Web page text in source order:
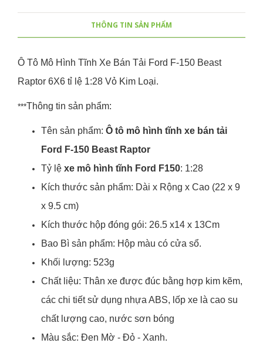
THÔNG TIN SẢN PHẨM
Ô Tô Mô Hình Tĩnh Xe Bán Tải Ford F-150 Beast
Raptor 6X6 tỉ lệ 1:28 Vỏ Kim Loại.
***Thông tin sản phẩm:
Tên sản phẩm: Ô tô mô hình tĩnh xe bán tải
Ford F-150 Beast Raptor
Tỷ lệ xe mô hình tĩnh Ford F150: 1:28
Kích thước sản phẩm: Dài x Rộng x Cao (22 x 9
x 9.5 cm)
Kích thước hộp đóng gói: 26.5 x14 x 13Cm
Bao Bì sản phẩm: Hộp màu có cửa sổ.
Khối lượng: 523g
Chất liệu: Thân xe được đúc bằng hợp kim kẽm,
các chi tiết sử dụng nhựa ABS, lốp xe là cao su
chất lượng cao, nước sơn bóng
Màu sắc: Đen Mờ - Đỏ - Xanh.